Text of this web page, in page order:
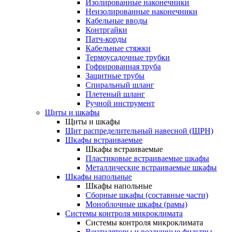
Изолированные наконечники
Неизолированные наконечники
Кабельные вводы
Контргайки
Патч-корды
Кабельные стяжки
Термоусадочные трубки
Гофрированная труба
Защитные трубы
Спиральный шланг
Плетеный шланг
Ручной инструмент
Щиты и шкафы
Щиты и шкафы
Щит распределительный навесной (ЩРН)
Шкафы встраиваемые
Шкафы встраиваемые
Пластиковые встраиваемые шкафы
Металлические встраиваемые шкафы
Шкафы напольные
Шкафы напольные
Сборные шкафы (составные части)
Моноблочные шкафы (рамы)
Системы контроля микроклимата
Системы контроля микроклимата